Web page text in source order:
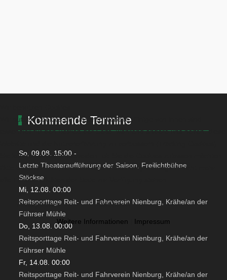
Kommende Termine
So, 09.08. 15:00-
Letzte Theateraufführung der Saison, Freilichtbühne
Stöckse
Mi, 12.08. 00:00
Reitsporttage Reit- und Fahrverein Nienburg, Krähe/an der
Führser Mühle
Do, 13.08. 00:00
Reitsporttage Reit- und Fahrverein Nienburg, Krähe/an der
Führser Mühle
Fr, 14.08. 00:00
Reitsporttage Reit- und Fahrverein Nienburg, Krähe/an der
Wir nutzen Cookies auf unserer Website. Einige von ihnen sind
essenziell für den Betrieb der Seite, während andere uns helfen, diese
Sie können selbst entscheiden, ob Sie die Cookies zulassen möchten.
Bitte beachten Sie, dass bei einer Ablehnung womöglich nicht mehr
alle Funktionalitäten der Seite zur Verfügung stehen.
Akzeptieren Ablehnen
Weitere Informationen Impressum